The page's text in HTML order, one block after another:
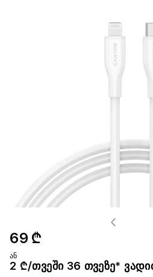
69 ₾
ან
2 ₾/თვეში 36 თვეზე*